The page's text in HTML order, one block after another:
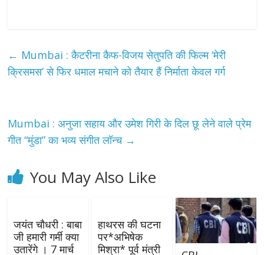
← Mumbai : कैटरीना कैफ-विजय सेतुपति की फिल्म ‘मेरी
क्रिसमस’ से फिर धमाल मचाने को तैयार हैं निर्माता केवल गर्ग
Mumbai : अनुजा सहाय और उमेश गिरी के दिल छू लेने वाले प्रेम
गीत “मुंडा” का भव्य संगीत लॉन्च →
You May Also Like
जयंत चौधरी : बाबा
जी हमारी गर्मी क्या
उतारेंगे । 7 मार्च
हाथरस की घटना
पर*अभिषेक
मिश्रा* पूर्व मंत्री